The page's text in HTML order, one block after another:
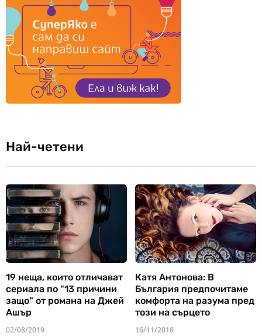
Най-четени
19 неща, които отличават
сериала по "13 причини
защо" от романа на Джей
Ашър
02/08/2019
Катя Антонова: В
България предпочитаме
комфорта на разума пред
този на сърцето
16/11/2018